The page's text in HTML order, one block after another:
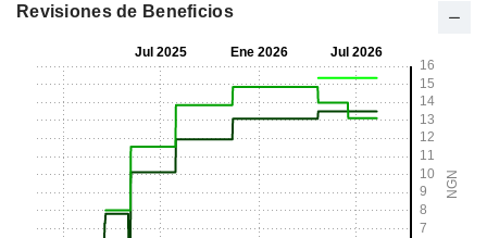
Revisiones de Beneficios